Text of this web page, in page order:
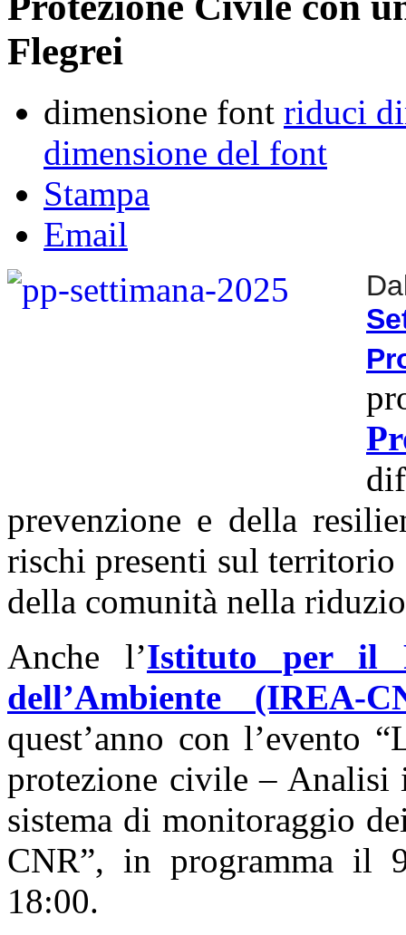
Flegrei
dimensione font riduci
dimensione del font
Stampa
Email
prevenzione e della
rischi presenti sul
della comunità nella
Anche l’Istituto per il
dell’Ambiente (IREA-
quest’anno con l’evento
protezione civile – Analisi
sistema di monitoraggio
CNR”, in programma il
18:00.